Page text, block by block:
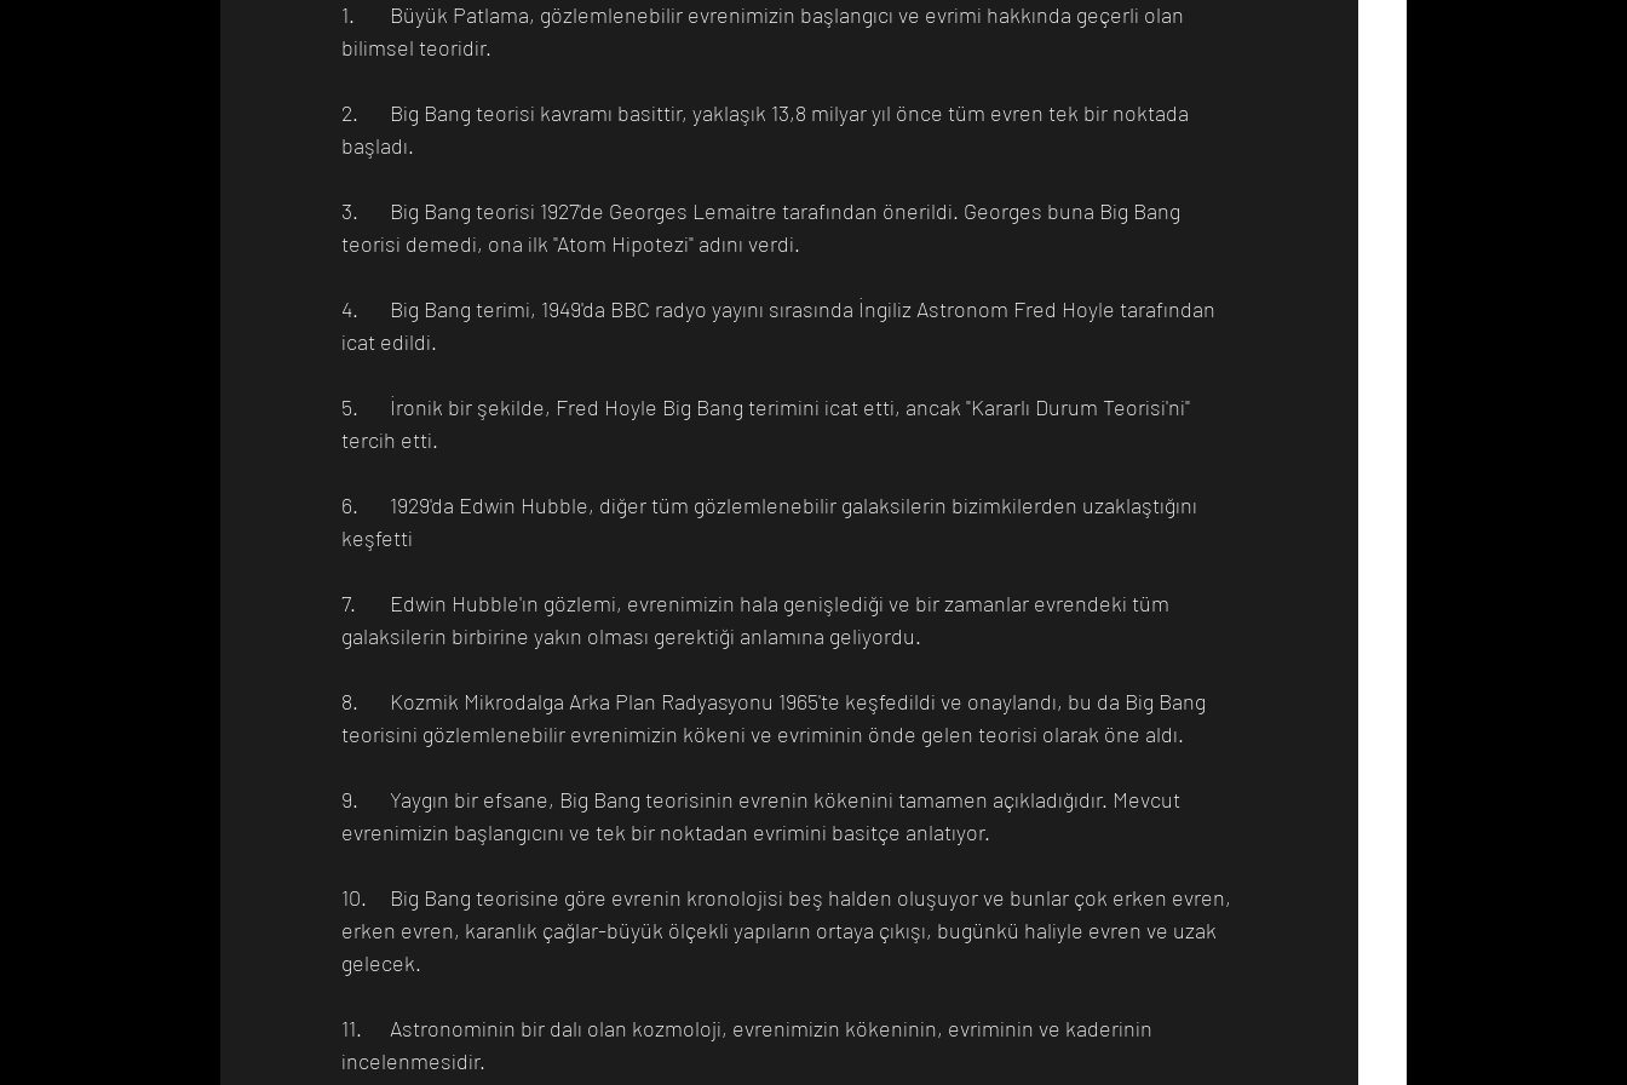
1.	Büyük Patlama, gözlemlenebilir evrenimizin başlangıcı ve evrimi hakkında geçerli olan
bilimsel teoridir.
2.	Big Bang teorisi kavramı basittir, yaklaşık 13,8 milyar yıl önce tüm evren tek bir noktada
başladı.
3.	Big Bang teorisi 1927'de Georges Lemaitre tarafından önerildi. Georges buna Big Bang
teorisi demedi, ona ilk "Atom Hipotezi" adını verdi.
4.	Big Bang terimi, 1949'da BBC radyo yayını sırasında İngiliz Astronom Fred Hoyle tarafından
icat edildi.
5.	İronik bir şekilde, Fred Hoyle Big Bang terimini icat etti, ancak "Kararlı Durum Teorisi'ni"
tercih etti.
6.	1929'da Edwin Hubble, diğer tüm gözlemlenebilir galaksilerin bizimkilerden uzaklaştığını
keşfetti
7.	Edwin Hubble'ın gözlemi, evrenimizin hala genişlediği ve bir zamanlar evrendeki tüm
galaksilerin birbirine yakın olması gerektiği anlamına geliyordu.
8.	Kozmik Mikrodalga Arka Plan Radyasyonu 1965'te keşfedildi ve onaylandı, bu da Big Bang
teorisini gözlemlenebilir evrenimizin kökeni ve evriminin önde gelen teorisi olarak öne aldı.
9.	Yaygın bir efsane, Big Bang teorisinin evrenin kökenini tamamen açıkladığıdır. Mevcut
evrenimizin başlangıcını ve tek bir noktadan evrimini basitçe anlatıyor.
10.	Big Bang teorisine göre evrenin kronolojisi beş halden oluşuyor ve bunlar çok erken evren,
erken evren, karanlık çağlar-büyük ölçekli yapıların ortaya çıkışı, bugünkü haliyle evren ve uzak
gelecek.
11.	Astronominin bir dalı olan kozmoloji, evrenimizin kökeninin, evriminin ve kaderinin
incelenmesidir.